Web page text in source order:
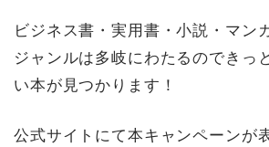
ビジネス書・実用書・小説・マン
ジャンルは多岐にわたるのできっ
い本が見つかります！
公式サイトにて本キャンペーンが